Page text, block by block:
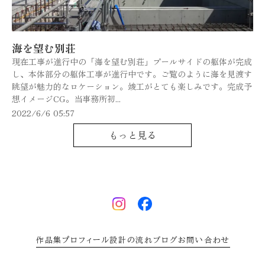
海を望む別荘
現在工事が進行中の「海を望む別荘」プールサイドの躯体が完成
し、本体部分の躯体工事が進行中です。ご覧のように海を見渡す
眺望が魅力的なロケーション。竣工がとても楽しみです。完成予
想イメージCG。当事務所初...
2022/6/6 05:57
もっと見る
作品集 プロフィール設計の流れ ブログお問い合わせ